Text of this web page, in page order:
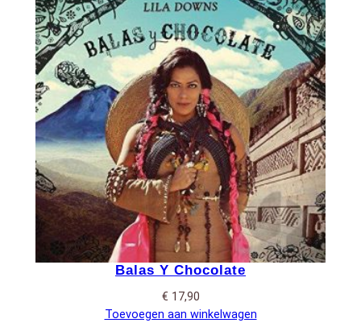
Balas Y Chocolate
€ 17,90
Toevoegen aan winkelwagen